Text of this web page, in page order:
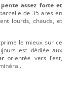
assez forte et
de 35 ares en
lourds, chauds, et
le mieux sur ce
est dédiée aux
orientée vers l’est,